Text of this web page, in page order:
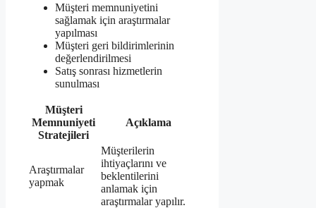
Müşteri memnuniyetini
sağlamak için araştırmalar
yapılması
Müşteri geri bildirimlerinin
değerlendirilmesi
Satış sonrası hizmetlerin
sunulması
Müşteri
Memnuniyeti
Stratejileri
Açıklama
Araştırmalar
yapmak
Müşterilerin
ihtiyaçlarını ve
beklentilerini
anlamak için
araştırmalar yapılır.